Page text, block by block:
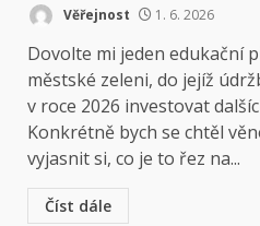
Věřejnost 1. 6. 2026
Dovolte mi jeden edukační
městské zeleni, do jejíž
v roce 2026 investovat
Konkrétně bych se chtěl
vyjasnit si, co je to řez na...
Číst dále